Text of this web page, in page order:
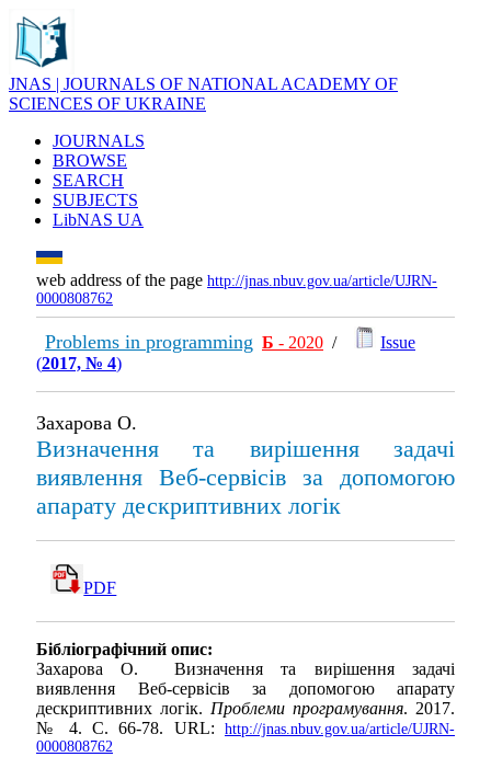
JNAS | JOURNALS OF NATIONAL ACADEMY OF
SCIENCES OF UKRAINE
JOURNALS
BROWSE
SEARCH
SUBJECTS
LibNAS UA
web address of the page http://jnas.nbuv.gov.ua/article/UJRN-
0000808762
Problems in programming Б - 2020 /
Issue
(2017, № 4)
Захарова О.
Визначення та вирішення задачі
виявлення Веб-сервісів за допомогою
апарату дескриптивних логік
PDF
Бібліографічний опис:
Захарова О. Визначення та вирішення задачі
виявлення Веб-сервісів за допомогою апарату
дескриптивних логік. Проблеми програмування. 2017.
№ 4. С. 66-78. URL: http://jnas.nbuv.gov.ua/article/UJRN-
0000808762